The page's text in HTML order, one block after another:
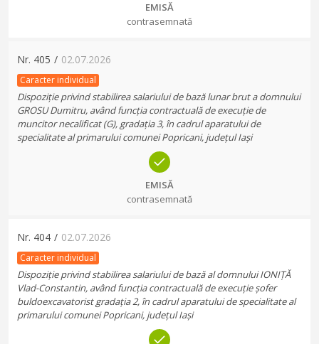
EMISĂ
contrasemnată
Nr. 405 / 02.07.2026
Caracter individual
Dispoziție privind stabilirea salariului de bază lunar brut a domnului
GROSU Dumitru, având funcția contractuală de execuție de
muncitor necalificat (G), gradația 3, în cadrul aparatului de
specialitate al primarului comunei Popricani, județul Iași
EMISĂ
contrasemnată
Nr. 404 / 02.07.2026
Caracter individual
Dispoziție privind stabilirea salariului de bază al domnului IONIȚĂ
Vlad-Constantin, având funcția contractuală de execuție șofer
buldoexcavatorist gradația 2, în cadrul aparatului de specialitate al
primarului comunei Popricani, județul Iași